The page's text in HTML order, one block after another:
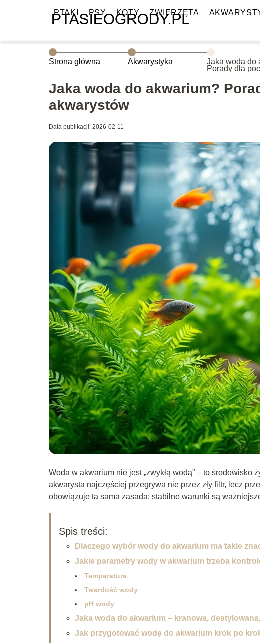
PTAKI PSY KOTY ZWIERZĘTA
Strona główna Akwarystyka
Jaka woda do
Porady dla
Jaka woda do akwarium?
akwarystów
Data publikacji: 2026-02-11
Woda w akwarium nie jest „zwykłą wodą” – to
akwarysta najczęściej przegrywa nie przez zły filtr, lecz
obowiązuje ta sama zasada: stabilne warunki są
Spis treści:
Dlaczego wybór wody do akwarium ma takie
Jakie parametry wody w akwarium trzeba
Temperatura
Twardość wody
pH wody
Jaka woda do akwarium – kranowa,
Jak przygotować wodę do akwarium krok po